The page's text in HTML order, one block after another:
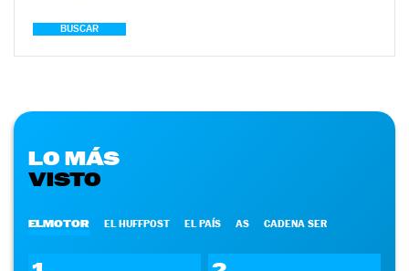
BUSCAR
LO MÁS
VISTO
ELMOTOR EL HUFFPOST EL PAÍS AS CADENA SER